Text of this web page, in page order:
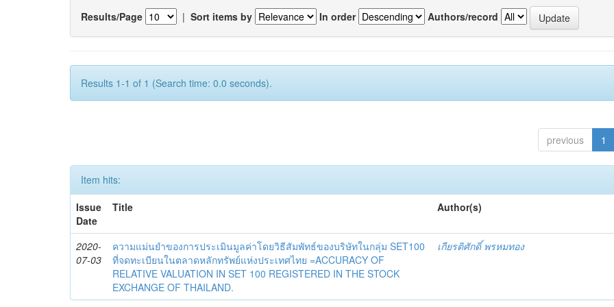
Results/Page | Sort items by In order Authors/record
Results 1-1 of 1 (Search time: 0.0 seconds).
previous 1
Item hits:
Issue
Date
Title Author(s)
2020-
07-03
ความแม่นยำของการประเมินมูลค่าโดยวิธีสัมพัทธ์ของบริษัทในกลุ่ม SET100
ที่จดทะเบียนในตลาดหลักทรัพย์แห่งประเทศไทย =ACCURACY OF
RELATIVE VALUATION IN SET 100 REGISTERED IN THE STOCK
EXCHANGE OF THAILAND.
เกียรติศักดิ์ พรหมทอง